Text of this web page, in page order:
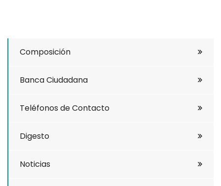
Composición
Banca Ciudadana
Teléfonos de Contacto
Digesto
Noticias